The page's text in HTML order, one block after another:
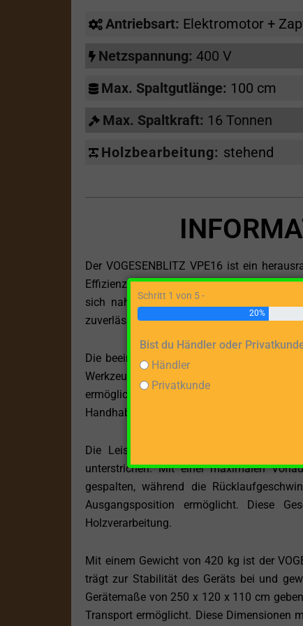
Antriebsart: Elektromotor +
Netzspannung: 400 V
Max. Spaltgutlänge: 100 cm
Max. Spaltkraft: 16 Tonnen
Holzbearbeitung: stehend
Der VOGESENBLITZ VPE16 ist ein
Effizienz gerecht wird. Mit seiner
sich nahtlos in verschiedene
zuverlässige und leistungsstarke
Die beeindruckende Maximal-
Werkzeug, das sich besonders für die
ermöglicht ein müheloses Spalten
Handhabung und den Transport des
Die Leistungsstärke des VPE16 wird
unterstrichen. Mit einer maximalen
gespalten, während die
Ausgangsposition ermöglicht. Diese
Holzverarbeitung.
Mit einem Gewicht von 420 kg ist der
trägt zur Stabilität des Geräts bei und
Gerätemaße von 250 x 120 x 110 cm
Transport ermöglicht. Diese Dimensionen
Schritt 1 von 5 -
20%
Bist du Händler oder
Händler
Privatkunde